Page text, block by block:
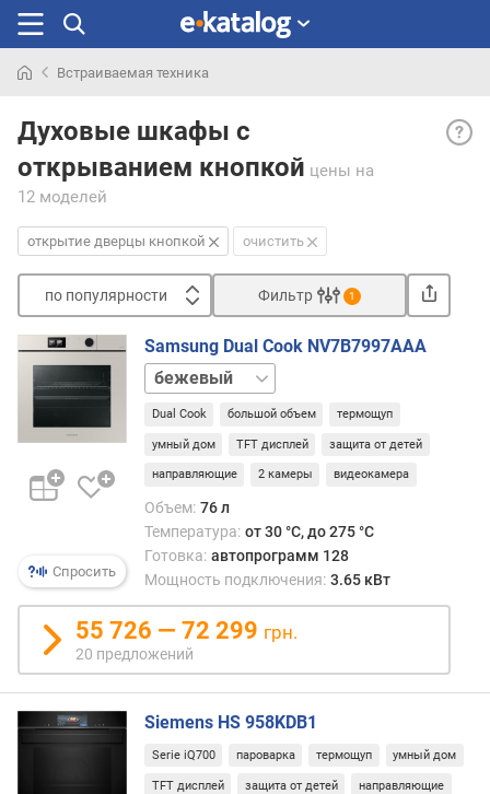
раньше
Встраиваемая техника
Духовые шкафы с
открыванием кнопкой цены на
12 моделей
открытие дверцы кнопкой очистить
по популярности
п
о
о
у
л
н
о
с
т
т
Фильтр 1
Спросить
Samsung Dual Cook NV7B7997AAA
черный
Dual Cook большой объем термощуп
умный дом TFT дисплей защита от детей
направляющие 2 камеры видеокамера
Объем: 76 л
Температура: от 30 °C, до 275 °C
Готовка: автопрограмм 128
Мощность подключения: 3.65 кВт
55 726 — 72 299 грн.
20 предложений
Siemens HS 958KDB1
Serie iQ700 пароварка термощуп умный дом
TFT дисплей защита от детей направляющие